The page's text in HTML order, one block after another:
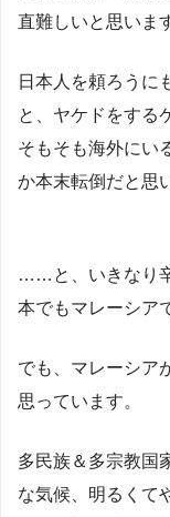
直難しいと思いま
日本人を頼ろうに
と、ヤケドをする
そもそも海外にい
か本末転倒だと思
……と、いきなり
本でもマレーシア
でも、マレーシア
思っています。
多民族＆多宗教国
な気候、明るくて